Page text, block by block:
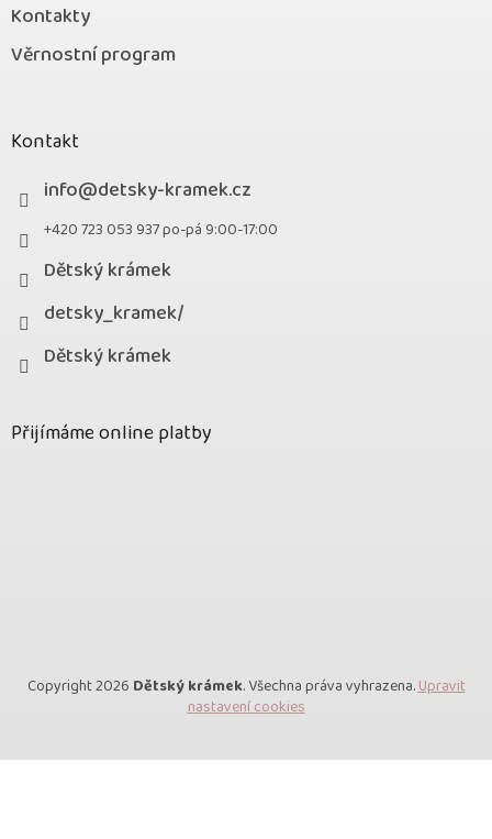
Kontakty
Věrnostní program
Kontakt
info@detsky-kramek.cz
+420 723 053 937 po-pá 9:00-17:00
Dětský krámek
detsky_kramek/
Dětský krámek
Přijímáme online platby
Copyright 2026 Dětský krámek. Všechna práva vyhrazena.Upravit
nastavení cookies